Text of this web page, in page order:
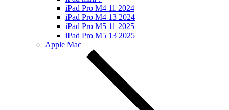
iPad Pro M4 11 2024
iPad Pro M4 13 2024
iPad Pro M5 11 2025
iPad Pro M5 13 2025
Apple Mac